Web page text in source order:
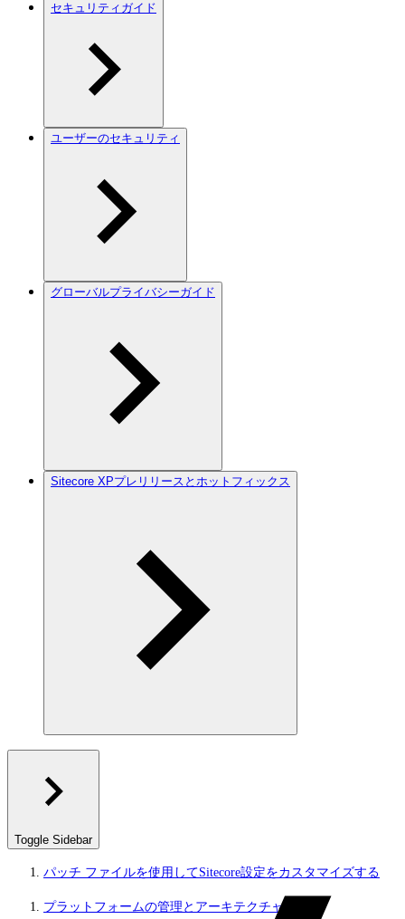
セキュリティガイド
ユーザーのセキュリティ
グローバルプライバシーガイド
Sitecore XPプレリリースとホットフィックス
Toggle Sidebar
パッチ ファイルを使用してSitecore設定をカスタマイズする
プラットフォームの管理とアーキテクチャ